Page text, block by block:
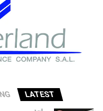
LATEST